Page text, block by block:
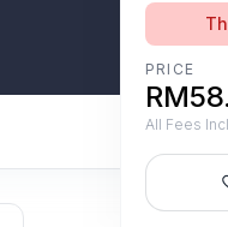
PRICE
All Fees